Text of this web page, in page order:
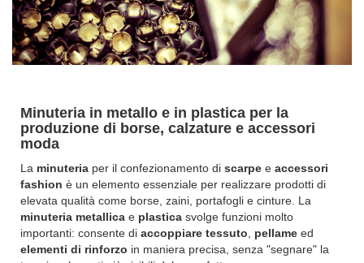
Minuteria in metallo e in plastica per la
produzione di borse, calzature e accessori
moda
La minuteria per il confezionamento di scarpe e accessori
fashion è un elemento essenziale per realizzare prodotti di
elevata qualità come borse, zaini, portafogli e cinture. La
minuteria metallica e plastica svolge funzioni molto
importanti: consente di accoppiare tessuto pellame ed
elementi di rinforzo in maniera precisa, senza "segnare" la